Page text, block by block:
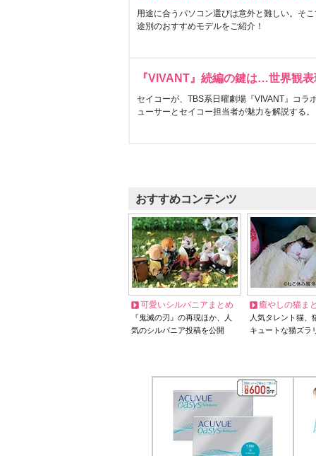
用途に合うパソコン選びは意外と難しい。そ
途別のおすすめモデルをご紹介！
『VIVANT』続編の鍵は…世界観
セイコーが、TBS系日曜劇場『VIVANT』コラ
ューサーとセイコー担当者が魅力を解説する。
おすすめコンテンツ
可愛いシルバニアまとめ
『鬼滅の刃』の再現ほか、人
気のシルバニア投稿を公開
癒やしの猫ま
人気タレント猫
キュートな猫ズラ